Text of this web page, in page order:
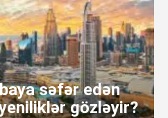
səfər edən
gözləyir?